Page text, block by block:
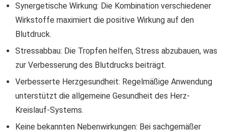
Synergetische Wirkung: Die Kombination verschiedener
Wirkstoffe maximiert die positive Wirkung auf den
Blutdruck.
Stressabbau: Die Tropfen helfen, Stress abzubauen, was
zur Verbesserung des Blutdrucks beiträgt.
Verbesserte Herzgesundheit: Regelmäßige Anwendung
unterstützt die allgemeine Gesundheit des Herz-
Kreislauf-Systems.
Keine bekannten Nebenwirkungen: Bei sachgemäßer